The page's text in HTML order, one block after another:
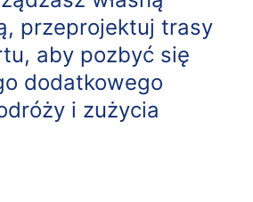
przeprojektuj trasy
aby pozbyć się
dodatkowego
i zużycia